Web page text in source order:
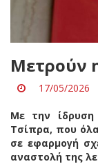
Μετρούν
17/05/2026
Με την
Τσίπρα, που
σε εφαρμογή
αναστολή της